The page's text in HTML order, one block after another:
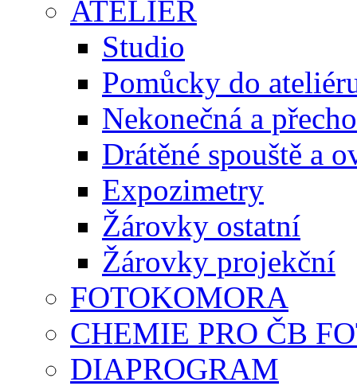
ATELIÉR
Studio
Pomůcky do
Nekonečná a
Drátěné spouště a
Expozimetry
Žárovky ostatní
Žárovky projekční
FOTOKOMORA
CHEMIE PRO ČB
DIAPROGRAM